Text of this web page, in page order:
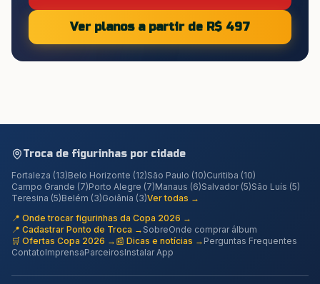
Ver planos a partir de R$ 497
Troca de figurinhas por cidade
Fortaleza (13)Belo Horizonte (12)São Paulo (10)Curitiba (10)
Campo Grande (7)Porto Alegre (7)Manaus (6)Salvador(5)São Luís (5)
Teresina (5)Belém (3)Goiânia (3)Ver todas →
📍 Onde trocar figurinhas da Copa 2026 →
📍 Cadastrar Ponto de Troca → SobreOnde comprar álbum
🛒 Ofertas Copa 2026 → 📰 Dicas e notícias → Perguntas Frequentes
ContatoImprensaParceirosInstalar App